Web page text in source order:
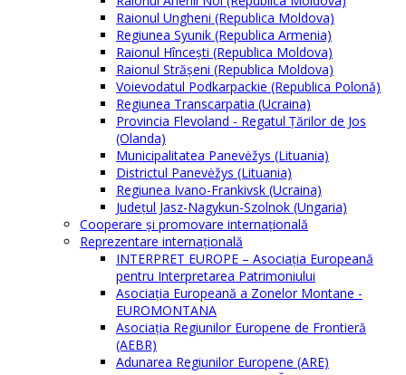
Raionul Ungheni (Republica Moldova)
Regiunea Syunik (Republica Armenia)
Raionul Hîncești (Republica Moldova)
Raionul Străşeni (Republica Moldova)
Voievodatul Podkarpackie (Republica Polonă)
Regiunea Transcarpatia (Ucraina)
Provincia Flevoland - Regatul Ţărilor de Jos
(Olanda)
Municipalitatea Panevėžys (Lituania)
Districtul Panevėžys (Lituania)
Regiunea Ivano-Frankivsk (Ucraina)
Judeţul Jasz-Nagykun-Szolnok (Ungaria)
Cooperare şi promovare internaţională
Reprezentare internaţională
INTERPRET EUROPE – Asociația Europeană
pentru Interpretarea Patrimoniului
Asociația Europeană a Zonelor Montane -
EUROMONTANA
Asociația Regiunilor Europene de Frontieră
(AEBR)
Adunarea Regiunilor Europene (ARE)